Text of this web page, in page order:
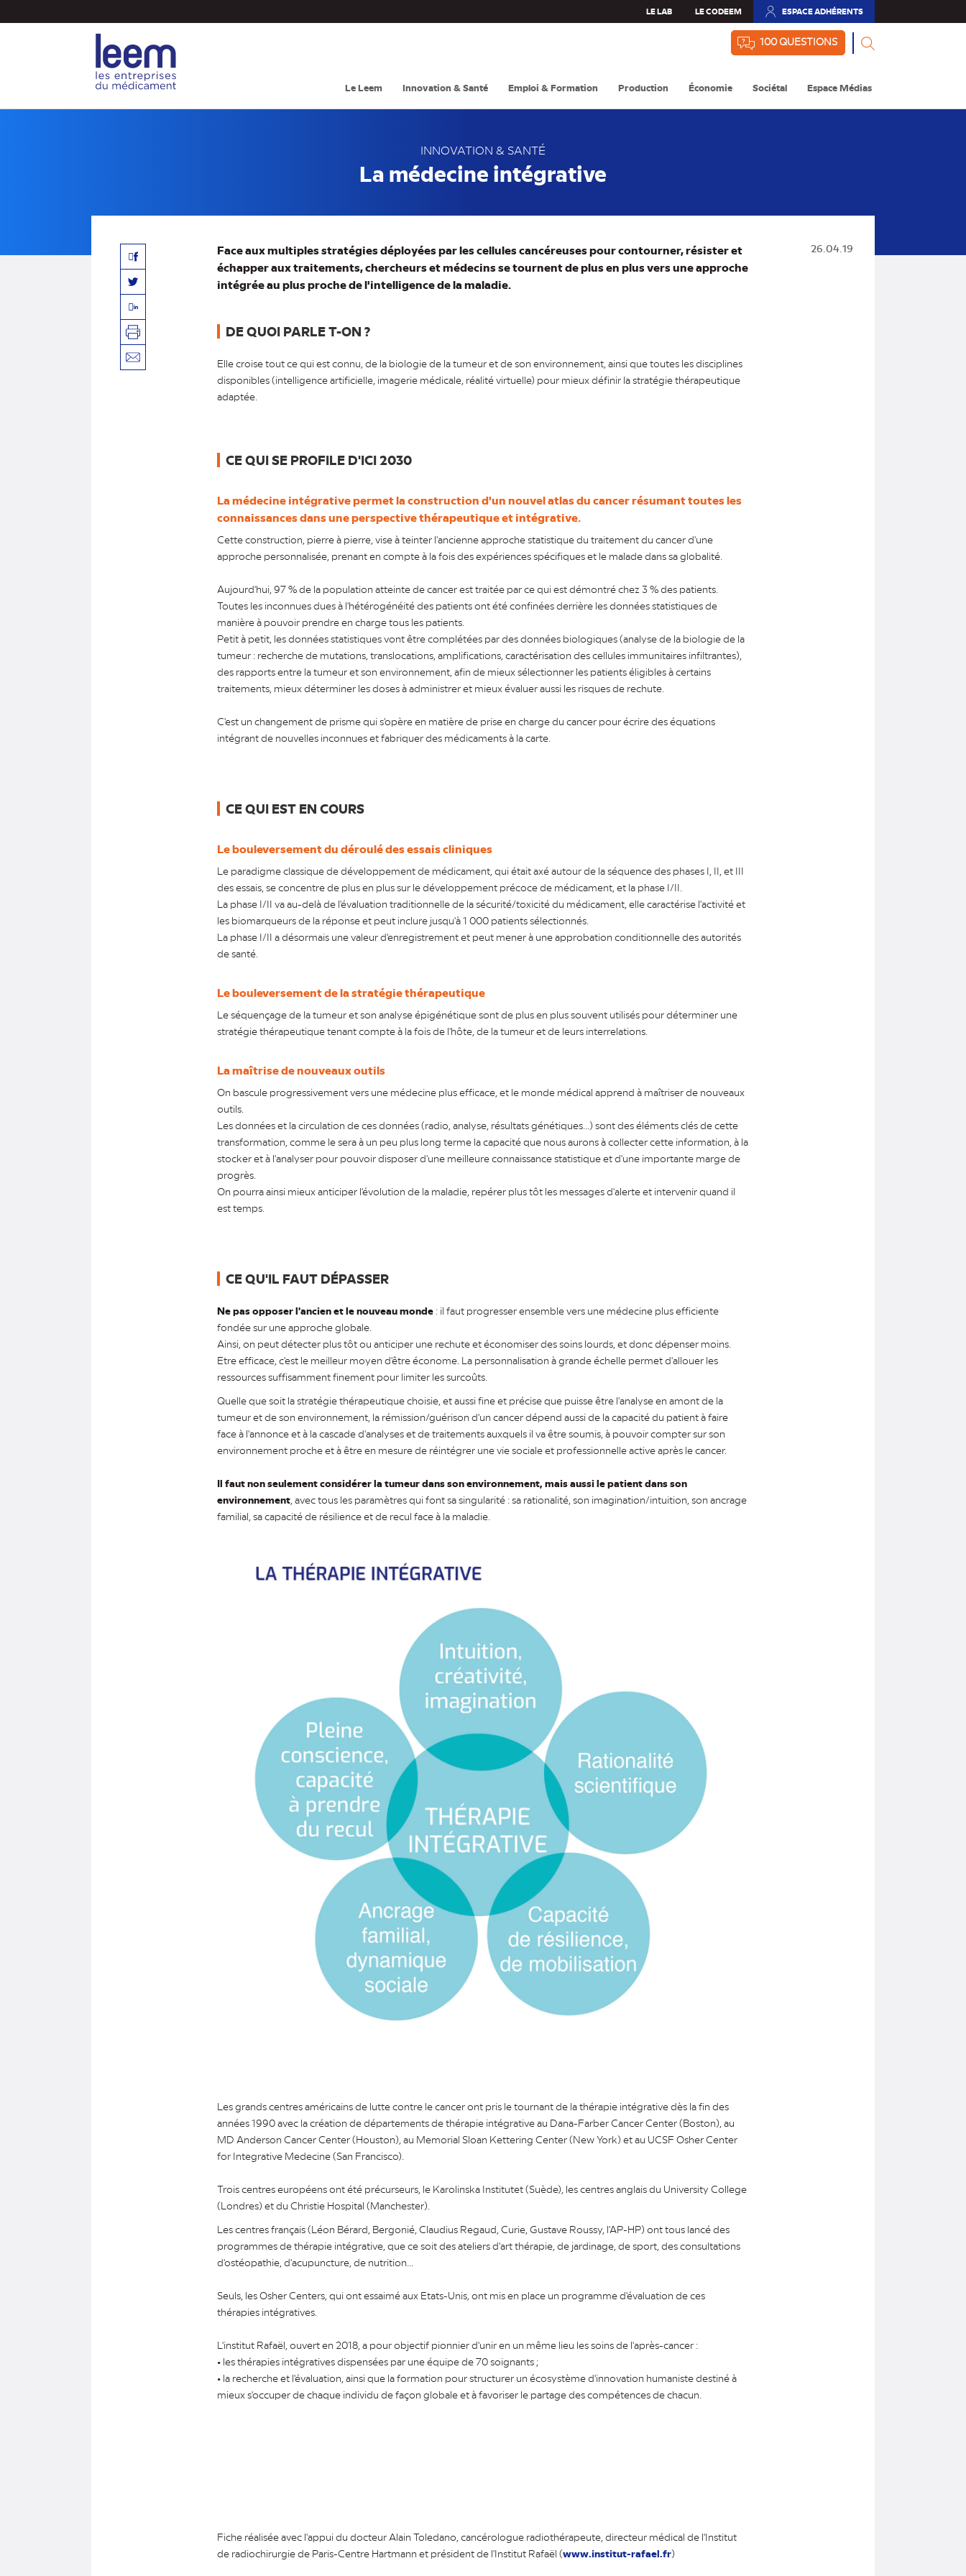
au
LE LAB LE CODEEM ESPACE ADHÉRENTS
(NOUVEL
100 QUESTIONS
Le Leem Innovation & Santé Emploi & Formation Production Économie Sociétal Espace Médias
INNOVATION & SANTÉ
La médecine intégrative
26.04.19
Facebook
Twitter
Linkedin
Imprimer
Envoyer
Face aux multiples stratégies déployées par les cellules cancéreuses pour contourner, résister et
échapper aux traitements, chercheurs et médecins se tournent de plus en plus vers une approche
intégrée au plus proche de l'intelligence de la maladie.
DE QUOI PARLE T-ON ?
Elle croise tout ce qui est connu, de la biologie de la tumeur et de son environnement, ainsi que toutes les disciplines
disponibles (intelligence artificielle, imagerie médicale, réalité virtuelle) pour mieux définir la stratégie thérapeutique
adaptée.
CE QUI SE PROFILE D'ICI 2030
La médecine intégrative permet la construction d'un nouvel atlas du cancer résumant toutes les
connaissances dans une perspective thérapeutique et intégrative.
Cette construction, pierre à pierre, vise à teinter l'ancienne approche statistique du traitement du cancer d'une
approche personnalisée, prenant en compte à la fois des expériences spécifiques et le malade dans sa globalité.
Aujourd'hui, 97 % de la population atteinte de cancer est traitée par ce qui est démontré chez 3 % des patients.
Toutes les inconnues dues à l'hétérogénéité des patients ont été confinées derrière les données statistiques de
manière à pouvoir prendre en charge tous les patients.
Petit à petit, les données statistiques vont être complétées par des données biologiques (analyse de la biologie de la
tumeur : recherche de mutations, translocations, amplifications, caractérisation des cellules immunitaires infiltrantes),
des rapports entre la tumeur et son environnement, afin de mieux sélectionner les patients éligibles à certains
traitements, mieux déterminer les doses à administrer et mieux évaluer aussi les risques de rechute.
C'est un changement de prisme qui s'opère en matière de prise en charge du cancer pour écrire des équations
intégrant de nouvelles inconnues et fabriquer des médicaments à la carte.
CE QUI EST EN COURS
Le bouleversement du déroulé des essais cliniques
Le paradigme classique de développement de médicament, qui était axé autour de la séquence des phases I, II, et III
des essais, se concentre de plus en plus sur le développement précoce de médicament, et la phase I/II.
La phase I/II va au-delà de l'évaluation traditionnelle de la sécurité/toxicité du médicament, elle caractérise l'activité et
les biomarqueurs de la réponse et peut inclure jusqu'à 1 000 patients sélectionnés.
La phase I/II a désormais une valeur d'enregistrement et peut mener à une approbation conditionnelle des autorités
de santé.
Le bouleversement de la stratégie thérapeutique
Le séquençage de la tumeur et son analyse épigénétique sont de plus en plus souvent utilisés pour déterminer une
stratégie thérapeutique tenant compte à la fois de l'hôte, de la tumeur et de leurs interrelations.
La maîtrise de nouveaux outils
On bascule progressivement vers une médecine plus efficace, et le monde médical apprend à maîtriser de nouveaux
outils.
Les données et la circulation de ces données (radio, analyse, résultats génétiques...) sont des éléments clés de cette
transformation, comme le sera à un peu plus long terme la capacité que nous aurons à collecter cette information, à la
stocker et à l'analyser pour pouvoir disposer d'une meilleure connaissance statistique et d'une importante marge de
progrès.
On pourra ainsi mieux anticiper l'évolution de la maladie, repérer plus tôt les messages d'alerte et intervenir quand il
est temps.
CE QU'IL FAUT DÉPASSER
Ne pas opposer l'ancien et le nouveau monde : il faut progresser ensemble vers une médecine plus efficiente
fondée sur une approche globale.
Ainsi, on peut détecter plus tôt ou anticiper une rechute et économiser des soins lourds, et donc dépenser moins.
Etre efficace, c'est le meilleur moyen d'être économe. La personnalisation à grande échelle permet d'allouer les
ressources suffisamment finement pour limiter les surcoûts.
Quelle que soit la stratégie thérapeutique choisie, et aussi fine et précise que puisse être l'analyse en amont de la
tumeur et de son environnement, la rémission/guérison d'un cancer dépend aussi de la capacité du patient à faire
face à l'annonce et à la cascade d'analyses et de traitements auxquels il va être soumis, à pouvoir compter sur son
environnement proche et à être en mesure de réintégrer une vie sociale et professionnelle active après le cancer.
Il faut non seulement considérer la tumeur dans son environnement, mais aussi le patient dans son
environnement , avec tous les paramètres qui font sa singularité : sa rationalité, son imagination/intuition, son ancrage
familial, sa capacité de résilience et de recul face à la maladie.
Les grands centres américains de lutte contre le cancer ont pris le tournant de la thérapie intégrative dès la fin des
années 1990 avec la création de départements de thérapie intégrative au Dana-Farber Cancer Center (Boston), au
MD Anderson Cancer Center (Houston), au Memorial Sloan Kettering Center (New York) et au UCSF Osher Center
for Integrative Medecine (San Francisco).
Trois centres européens ont été précurseurs, le Karolinska Institutet (Suède), les centres anglais du University College
(Londres) et du Christie Hospital (Manchester).
Les centres français (Léon Bérard, Bergonié, Claudius Regaud, Curie, Gustave Roussy, l'AP-HP) ont tous lancé des
programmes de thérapie intégrative, que ce soit des ateliers d'art thérapie, de jardinage, de sport, des consultations
d'ostéopathie, d'acupuncture, de nutrition...
Seuls, les Osher Centers, qui ont essaimé aux Etats-Unis, ont mis en place un programme d'évaluation de ces
thérapies intégratives.
L'institut Rafaël, ouvert en 2018, a pour objectif pionnier d'unir en un même lieu les soins de l'après-cancer :
• les thérapies intégratives dispensées par une équipe de 70 soignants ;
• la recherche et l'évaluation, ainsi que la formation pour structurer un écosystème d'innovation humaniste destiné à
mieux s'occuper de chaque individu de façon globale et à favoriser le partage des compétences de chacun.
Fiche réalisée avec l'appui du docteur Alain Toledano, cancérologue radiothérapeute, directeur médical de l'Institut
de radiochirurgie de Paris-Centre Hartmann et président de l'Institut Rafaël (www.institut-rafael.fr)